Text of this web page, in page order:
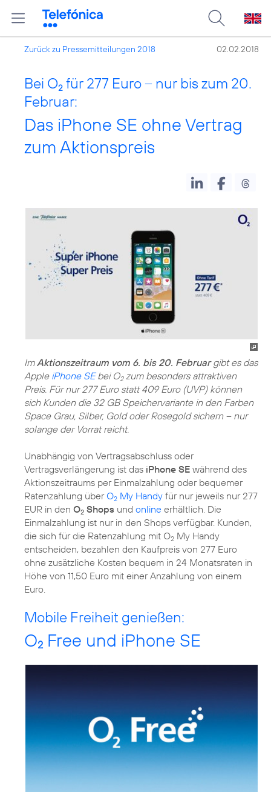
Zurück zu Pressemitteilungen 2018 02.02.2018
Bei O2 für 277 Euro – nur bis zum 20.
Februar:
Das iPhone SE ohne Vertrag
zum Aktionspreis
ImAktionszeitraum vom 6. bis 20. Februargibt es das
Apple iPhone SEbei O2zum besonders attraktiven
Preis. Für nur 277 Euro statt 409 Euro (UVP) können
sich Kunden die 32 GB Speichervariante in den Farben
Space Grau, Silber, Gold oder Rosegold sichern – nur
solange der Vorrat reicht.
Unabhängig von Vertragsabschluss oder
Vertragsverlängerung ist das iPhone SE während des
Aktionszeitraums per Einmalzahlung oder bequemer
Ratenzahlung überO2 My Handy für nur jeweils nur 277
EUR in den O2 Shops und online erhältlich. Die
Einmalzahlung ist nur in den Shops verfügbar. Kunden,
die sich für die Ratenzahlung mit O2 My Handy
entscheiden, bezahlen den Kaufpreis von 277 Euro
ohne zusätzliche Kosten bequem in 24 Monatsraten in
Höhe von 11,50 Euro mit einer Anzahlung von einem
Euro.
Mobile Freiheit genießen:
O2 Free und iPhone SE